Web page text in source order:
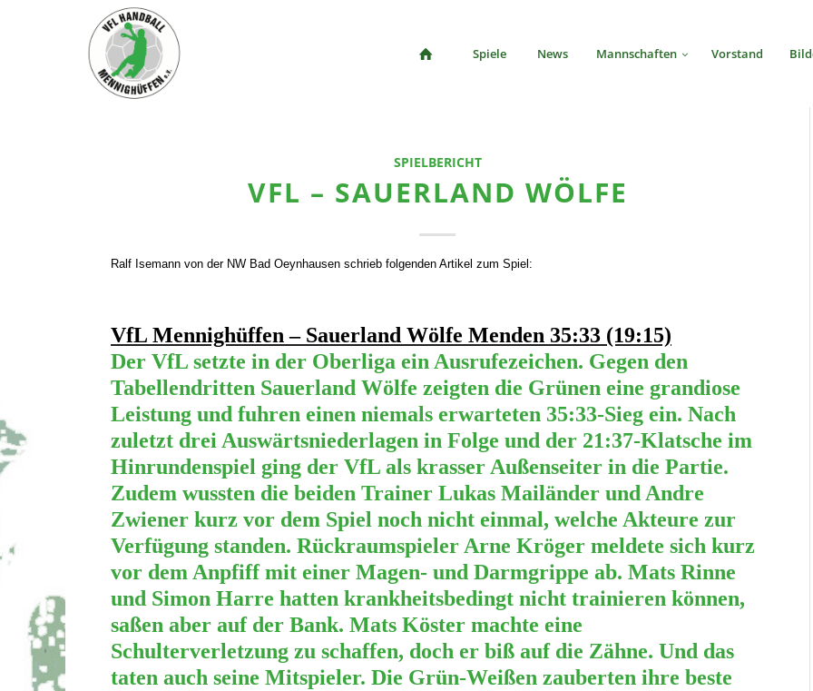
Spiele News Mannschaften Vorstand
SPIELBERICHT
VFL – SAUERLAND WÖLFE
Ralf Isemann von der NW Bad Oeynhausen schrieb folgenden Artikel zum Spiel:
VfL Mennighüffen – Sauerland Wölfe Menden 35:33 (19:15)
Der VfL setzte in der Oberliga ein Ausrufezeichen. Gegen den
Tabellendritten Sauerland Wölfe zeigten die Grünen eine grandiose
Leistung und fuhren einen niemals erwarteten 35:33-Sieg ein. Nach
zuletzt drei Auswärtsniederlagen in Folge und der 21:37-Klatsche im
Hinrundenspiel ging der VfL als krasser Außenseiter in die Partie.
Zudem wussten die beiden Trainer Lukas Mailänder und Andre
Zwiener kurz vor dem Spiel noch nicht einmal, welche Akteure zur
Verfügung standen. Rückraumspieler Arne Kröger meldete sich kurz
vor dem Anpfiff mit einer Magen- und Darmgrippe ab. Mats Rinne
und Simon Harre hatten krankheitsbedingt nicht trainieren können,
saßen aber auf der Bank. Mats Köster machte eine
Schulterverletzung zu schaffen, doch er biß auf die Zähne. Und das
taten auch seine Mitspieler. Die Grün-Weißen zauberten ihre beste